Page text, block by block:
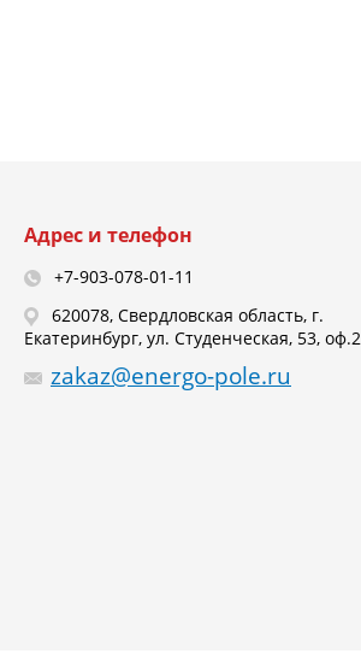
Адрес и телефон
+7-903-078-01-11
620078, Свердловская область, г.
Екатеринбург, ул. Студенческая, 53, оф.2
zakaz@energo-pole.ru